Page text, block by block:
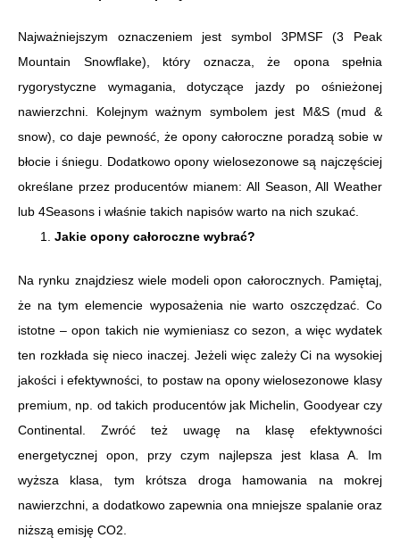
Najważniejszym oznaczeniem jest symbol 3PMSF (3 Peak
Mountain Snowflake), który oznacza, że opona spełnia
rygorystyczne wymagania, dotyczące jazdy po ośnieżonej
nawierzchni. Kolejnym ważnym symbolem jest M&S (mud &
snow), co daje pewność, że opony całoroczne poradzą sobie w
błocie i śniegu. Dodatkowo opony wielosezonowe są najczęściej
określane przez producentów mianem: All Season, All Weather
lub 4Seasons i właśnie takich napisów warto na nich szukać.
Jakie opony całoroczne wybrać?
Na rynku znajdziesz wiele modeli opon całorocznych. Pamiętaj,
że na tym elemencie wyposażenia nie warto oszczędzać. Co
istotne – opon takich nie wymieniasz co sezon, a więc wydatek
ten rozkłada się nieco inaczej. Jeżeli więc zależy Ci na wysokiej
jakości i efektywności, to postaw na opony wielosezonowe klasy
premium, np. od takich producentów jak Michelin, Goodyear czy
Continental. Zwróć też uwagę na klasę efektywności
energetycznej opon, przy czym najlepsza jest klasa A. Im
wyższa klasa, tym krótsza droga hamowania na mokrej
nawierzchni, a dodatkowo zapewnia ona mniejsze spalanie oraz
niższą emisję CO2.